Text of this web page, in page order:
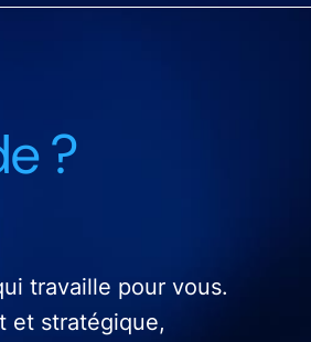
?
travaille pour vous.
et stratégique,